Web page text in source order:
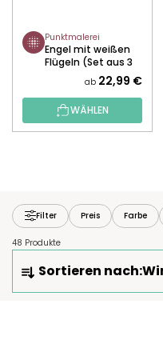
Punktmalerei
Engel mit weißen
Flügeln (Set aus 3
Leinwänden)
ab 22,99 €
WÄHLEN
Filter Preis Farbe
48 Produkte
O
Sortieren nach: